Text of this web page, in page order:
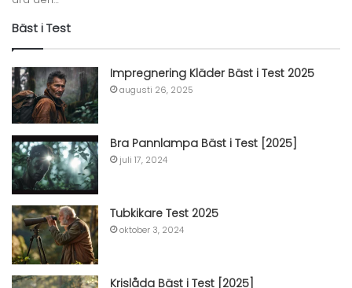
Bäst i Test
Impregnering Kläder Bäst i Test 2025
augusti 26, 2025
Bra Pannlampa Bäst i Test [2025]
juli 17, 2024
Tubkikare Test 2025
oktober 3, 2024
Krislåda Bäst i Test [2025]